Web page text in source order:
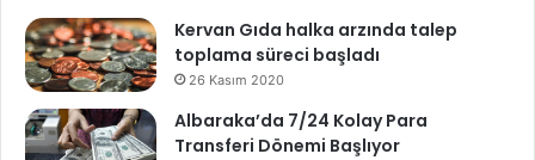
Kervan Gıda halka arzında talep
toplama süreci başladı
26 Kasım 2020
Albaraka’da 7/24 Kolay Para
Transferi Dönemi Başlıyor